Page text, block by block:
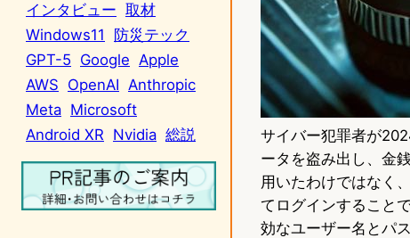
インタビュー 取材
Windows11
防災テック
GPT-5 Google Apple
AWS OpenAI Anthropic
Meta Microsoft
Android XR Nvidia 総説
サイバー犯罪者が
ータを盗み出し、金
用いたわけではなく
てログインすること
効なユーザー名とパ